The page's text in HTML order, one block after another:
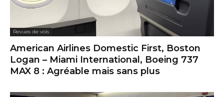
Revues de vols
American Airlines Domestic First, Boston
Logan – Miami International, Boeing 737
MAX 8 : Agréable mais sans plus